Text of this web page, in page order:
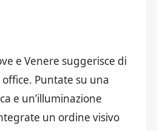
e Venere suggerisce di
Puntate su una
e un’illuminazione
un ordine visivo